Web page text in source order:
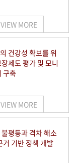
VIEW MORE
건강성 확보를 위
제도 평가 및 모니
구축
VIEW MORE
평등과 격차 해소
거 기반 정책 개발